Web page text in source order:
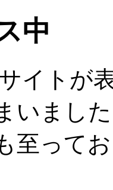
中
イトが
いまし
至って